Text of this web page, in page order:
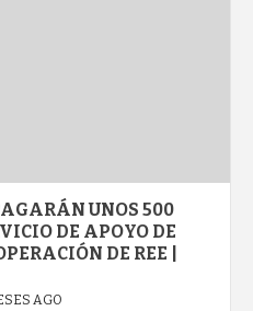
UNOS 500
DE APOYO DE
DE REE |
AGO